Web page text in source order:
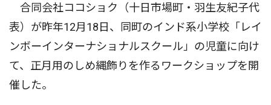
合同会社ココショク（十日市場町・羽生友紀子代
表）が昨年12月18日、同町のインド系小学校「レイ
ンボーインターナショナルスクール」の児童に向け
て、正月用のしめ縄飾りを作るワークショップを開
催した。